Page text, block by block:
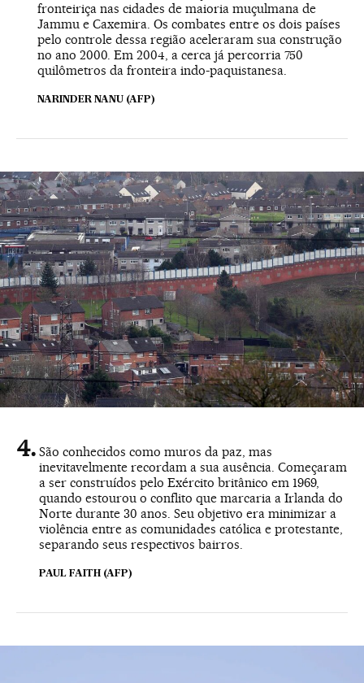
fronteiriça nas cidades de maioria muçulmana de
Jammu e Caxemira. Os combates entre os dois países
pelo controle dessa região aceleraram sua construção
no ano 2000. Em 2004, a cerca já percorria 750
quilômetros da fronteira indo-paquistanesa.
NARINDER NANU (AFP)
São conhecidos como muros da paz, mas
inevitavelmente recordam a sua ausência. Começaram
a ser construídos pelo Exército britânico em 1969,
quando estourou o conflito que marcaria a Irlanda do
Norte durante 30 anos. Seu objetivo era minimizar a
violência entre as comunidades católica e protestante,
separando seus respectivos bairros.
PAUL FAITH (AFP)